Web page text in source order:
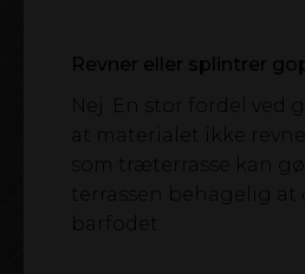
Revner eller splintrer
Nej. En stor fordel ved
at materialet ikke
som træterrasse kan
terrassen behagelig at
barfodet.